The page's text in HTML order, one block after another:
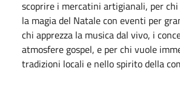
scoprire i mercatini artigianali, per
la magia del Natale con eventi per
chi apprezza la musica dal vivo, i
atmosfere gospel, e per chi vuole
tradizioni locali e nello spirito della